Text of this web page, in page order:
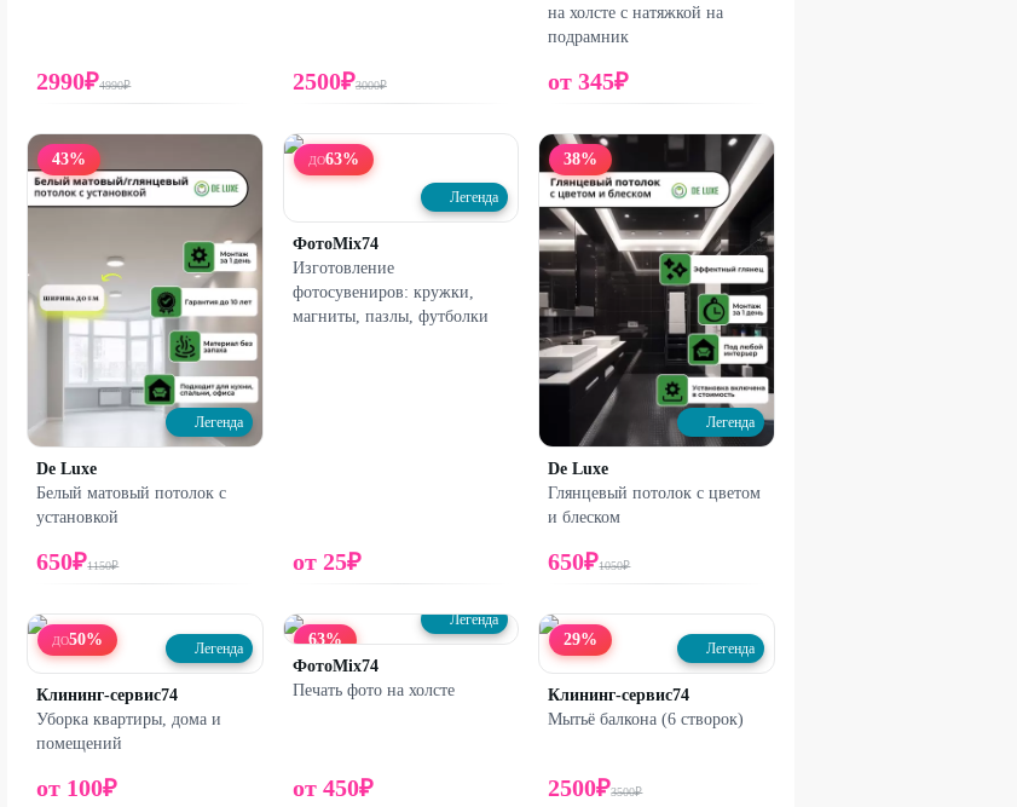
2990₽4990₽ 2500₽3000₽
на холсте с натяжкой на
подрамник
от345₽
43%
Легенда
De Luxe
Белый матовый потолок с
установкой
650₽1150₽
ДО63%
Легенда
ФотоMix74
Изготовление
фотосувениров: кружки,
магниты, пазлы, футболки
от 25₽
38%
Легенда
De Luxe
Глянцевый потолок с цветом
и блеском
650₽1050₽
ДО50% Легенда
Клининг-сервис74
Уборка квартиры, дома и
помещений
от 100₽
63%
Легенда
ФотоMix74
Печать фото на холсте
от 450₽
29% Легенда
Клининг-сервис74
Мытьё балкона (6 створок)
2500₽3500₽